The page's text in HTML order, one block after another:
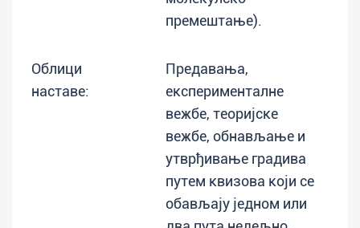
премештање).
Облици
наставе:
Предавања,
експерименталне
вежбе, теоријске
вежбе, обнављање и
утврђивање градива
путем квизова који се
обављају једном или